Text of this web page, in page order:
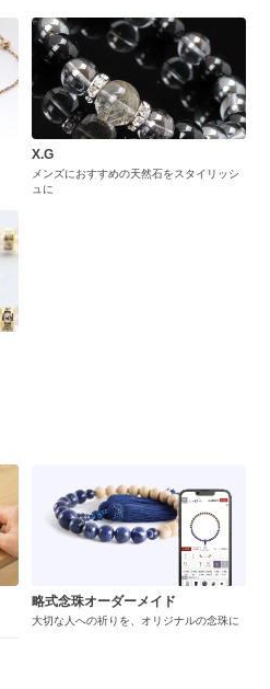
X.G
メンズにおすすめの天然石をスタイリッシ
ュに
略式念珠オーダーメイド
大切な人への祈りを、オリジナルの念珠に